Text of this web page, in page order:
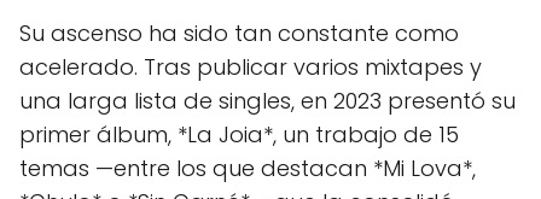
Su ascenso ha sido tan constante como
acelerado. Tras publicar varios mixtapes y
una larga lista de singles, en 2023 presentó su
primer álbum, *La Joia*, un trabajo de 15
temas —entre los que destacan *Mi Lova*,